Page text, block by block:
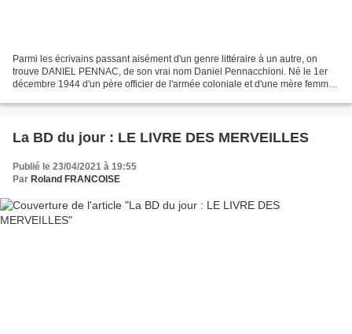
Parmi les écrivains passant aisément d'un genre littéraire à un autre, on
trouve DANIEL PENNAC, de son vrai nom Daniel Pennacchioni. Né le 1er
décembre 1944 d'un père officier de l'armée coloniale et d'une mère femme
La BD du jour : LE LIVRE DES MERVEILLES
Publié le 23/04/2021 à 19:55
Par Roland FRANCOISE